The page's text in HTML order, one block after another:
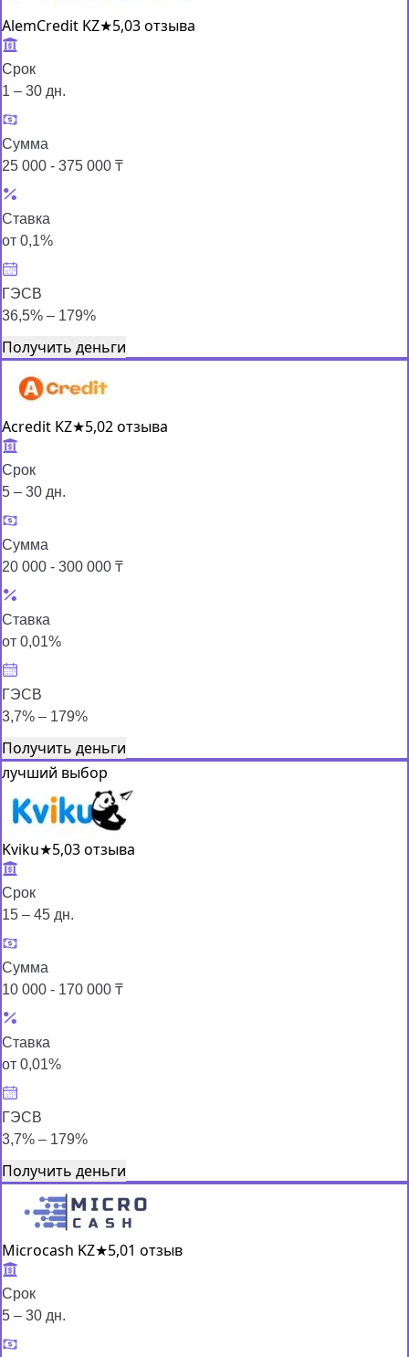
AlemCredit KZ★5,03 отзыва
Срок
1 – 30 дн.
Сумма
25 000 - 375 000 ₸
Ставка
от 0,1%
ГЭСВ
36,5% – 179%
Получить деньги
Acredit KZ★5,02 отзыва
Срок
5 – 30 дн.
Сумма
20 000 - 300 000 ₸
Ставка
от 0,01%
ГЭСВ
3,7% – 179%
Получить деньги
лучший выбор
Kviku★5,03 отзыва
Срок
15 – 45 дн.
Сумма
10 000 - 170 000 ₸
Ставка
от 0,01%
ГЭСВ
3,7% – 179%
Получить деньги
Microcash KZ★5,01 отзыв
Срок
5 – 30 дн.